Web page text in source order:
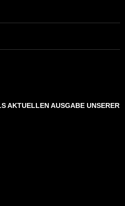
AKTUELLEN AUSGABE UNSERER